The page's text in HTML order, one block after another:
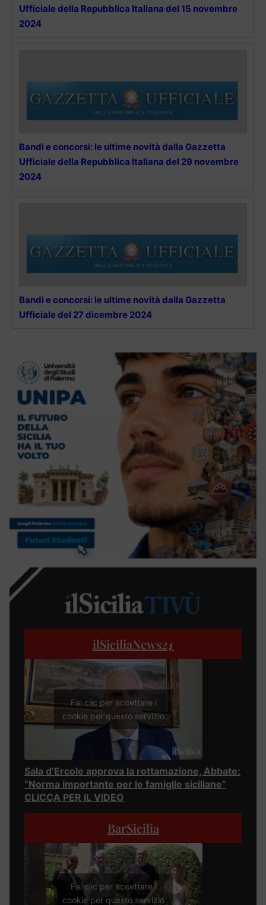
Ufficiale della Repubblica Italiana del 15 novembre
2024
Bandi e concorsi: le ultime novità dalla Gazzetta
Ufficiale della Repubblica Italiana del 29 novembre
2024
Bandi e concorsi: le ultime novità dalla Gazzetta
Ufficiale del 27 dicembre 2024
ilSiciliaNews24
Fai clic per accettare i
cookie per questo servizio
Sala d’Ercole approva la rottamazione, Abbate:
“Norma importante per le famiglie siciliane”
CLICCA PER IL VIDEO
BarSicilia
Fai clic per accettare i
cookie per questo servizio